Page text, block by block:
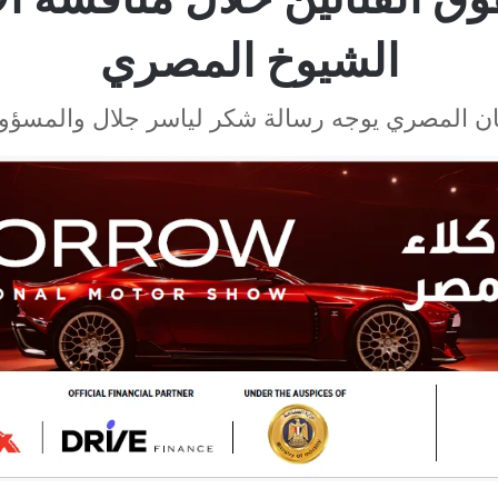
الشيوخ المصري
المصري يوجه رسالة شكر لياسر جلال